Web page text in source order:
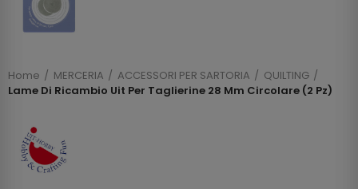
Home MERCERIA ACCESSORI PER SARTORIA
QUILTING
Lame Di Ricambio Uit Per Taglierine 28 Mm Circolare (2 Pz)